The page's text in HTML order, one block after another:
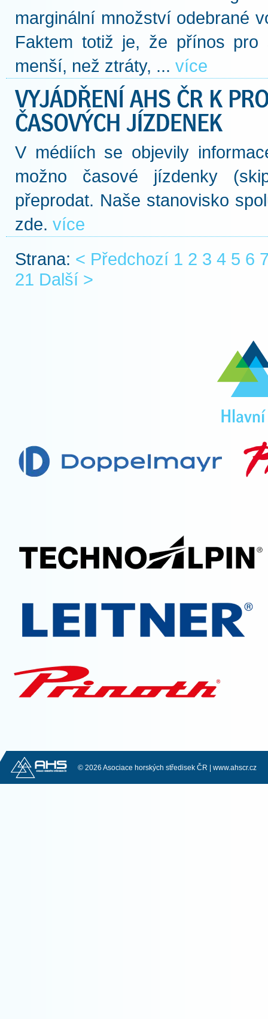
marginální množství odebrané
Faktem totiž je, že přínos
menší, než ztráty, ... více
V médiích se objevily
možno časové jízdenky
přeprodat. Naše stanovisko
zde. více
Strana: < Předchozí 1 2 3 4 5 6
21 Další >
© 2026 Asociace horských středisek ČR | www.ahscr.cz